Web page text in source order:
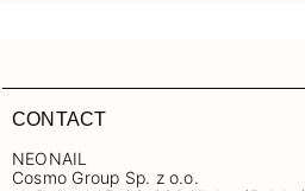
CONTACT
NEONAIL
Cosmo Group Sp. z o.o.